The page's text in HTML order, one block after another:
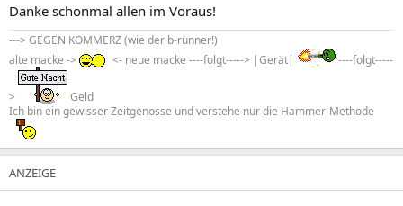
Danke schonmal allen im Voraus!
---> GEGEN KOMMERZ (wie der b-runner!)
alte macke ->
<- neue macke ----folgt-----> |Gerät| ----folgt-----
>
Geld
Ich bin ein gewisser Zeitgenosse und verstehe nur die Hammer-Methode